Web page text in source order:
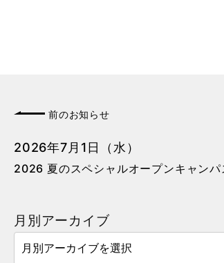
前のお知らせ
2026年7月1日（水）
2026 夏のスペシャルオープンキャンパ
月別アーカイブ